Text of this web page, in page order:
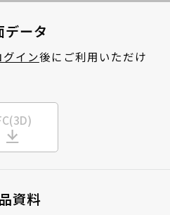
データ
イン後にご利用いただけ
資料